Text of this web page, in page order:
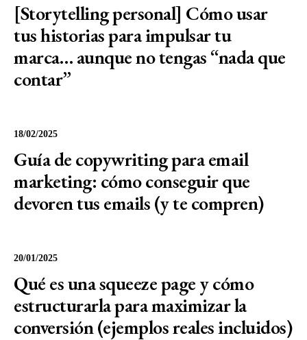
[Storytelling personal] Cómo usar
tus historias para impulsar tu
marca… aunque no tengas “nada que
contar”
Guía de copywriting para email
marketing: cómo conseguir que
devoren tus emails (y te compren)
18/02/2025
Qué es una squeeze page y cómo
estructurarla para maximizar la
conversión (ejemplos reales incluidos)
20/01/2025